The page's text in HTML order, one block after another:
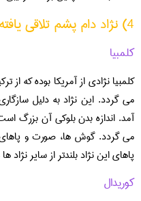
4) نژاد دام پشم تلاقی یافته
کلمبیا
کلمبیا نژادی از آمریکا بوده که از
می گردد. این نژاد به دلیل
آمد. اندازه بدن بلوکی آن بزرگ
می گردد. گوش ها، صورت و پاهای
پاهای این نژاد بلندتر از سایر
کوریدال